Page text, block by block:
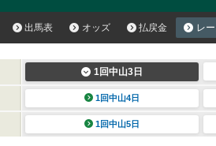
出馬表 オッズ 払戻金 レ
1回中山3日
1回中山4日
1回中山5日